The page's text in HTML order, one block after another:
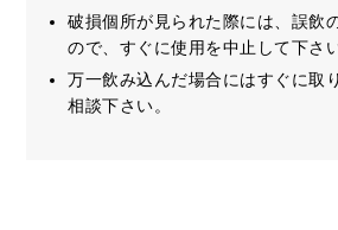
破損個所が見られた際には、誤飲
ので、すぐに使用を中止して下さい
万一飲み込んだ場合にはすぐに取
相談下さい。